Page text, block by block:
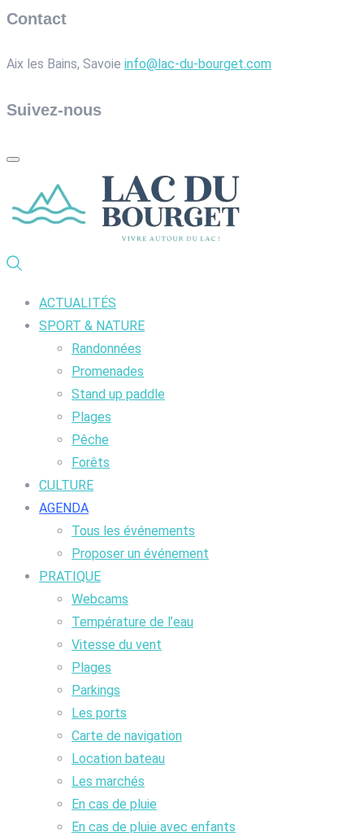
Contact
Aix les Bains, Savoie info@lac-du-bourget.com
Suivez-nous
ACTUALITÉS
SPORT & NATURE
Randonnées
Promenades
Stand up paddle
Plages
Pêche
Forêts
CULTURE
AGENDA
Tous les événements
Proposer un événement
PRATIQUE
Webcams
Température de l’eau
Vitesse du vent
Plages
Parkings
Les ports
Carte de navigation
Location bateau
Les marchés
En cas de pluie
En cas de pluie avec enfants